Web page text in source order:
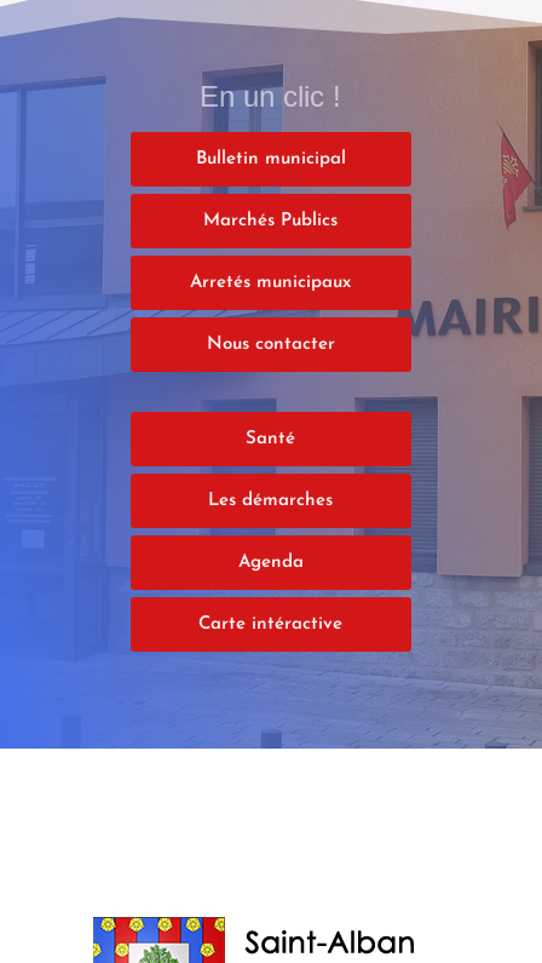
En un clic !
Bulletin municipal
Marchés Publics
Arretés municipaux
Nous contacter
Santé
Les démarches
Agenda
Carte intéractive